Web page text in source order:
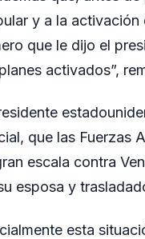
y a la
que le dijo el
activados”,
que las Fuerzas
escala contra
esposa y
esta